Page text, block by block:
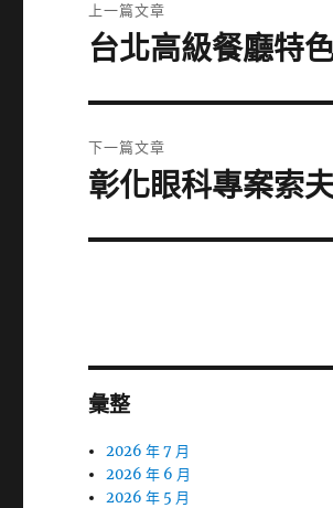
章
上一篇文章
上
篇
文
章:
台北高級餐廳特
下一篇文章
下
篇
彰化眼科專案索
彙整
2026 年 7 月
2026 年 6 月
2026 年 5 月